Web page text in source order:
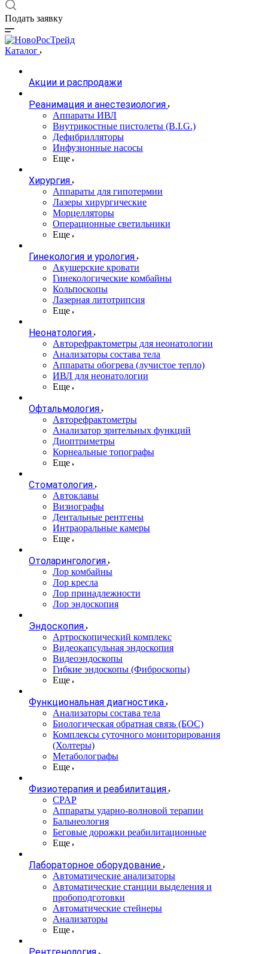
Подать заявку
Каталог
Акции и распродажи
Реанимация и анестезиология
Аппараты ИВЛ
Внутрикостные пистолеты (B.I.G.)
Дефибрилляторы
Инфузионные насосы
Еще
Хирургия
Аппараты для гипотермии
Лазеры хирургические
Морцелляторы
Операционные светильники
Еще
Гинекология и урология
Акушерские кровати
Гинекологические комбайны
Кольпоскопы
Лазерная литотрипсия
Еще
Неонатология
Авторефрактометры для неонатологии
Анализаторы состава тела
Аппараты обогрева (лучистое тепло)
ИВЛ для неонатологии
Еще
Офтальмология
Авторефрактометры
Анализатор зрительных функций
Диоптриметры
Корнеальные топографы
Еще
Стоматология
Автоклавы
Визиографы
Дентальные рентгены
Интраоральные камеры
Еще
Отоларингология
Лор комбайны
Лор кресла
Лор принадлежности
Лор эндоскопия
Эндоскопия
Артроскопический комплекс
Видеокапсульная эндоскопия
Видеоэндоскопы
Гибкие эндоскопы (Фиброcкопы)
Еще
Функциональная диагностика
Анализаторы состава тела
Биологическая обратная связь (БОС)
Комплексы суточного мониторирования
(Холтеры)
Метаболографы
Еще
Физиотерапия и реабилитация
CPAP
Аппараты ударно-волновой терапии
Бальнеология
Беговые дорожки реабилитационные
Еще
Лабораторное оборудование
Автоматические анализаторы
Автоматические станции выделения и
пробоподготовки
Автоматические стейнеры
Анализаторы
Еще